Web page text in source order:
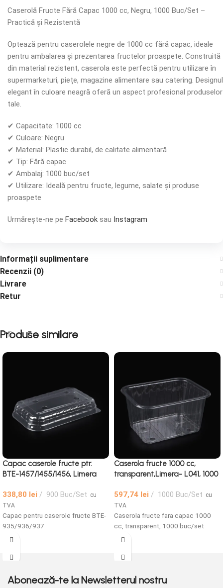
Caserolă Fructe Fără Capac 1000 cc, Negru, 1000 Buc/Set –
Practică și Rezistentă
Optează pentru caserolele negre de 1000 cc fără capac, ideale
pentru ambalarea și prezentarea fructelor proaspete. Construită
din material rezistent, caserola este perfectă pentru utilizare în
supermarketuri, piețe, magazine alimentare sau catering. Designul
elegant în culoare neagră oferă un aspect profesional produselor
tale.
✔ Capacitate: 1000 cc
✔ Culoare: Negru
✔ Material: Plastic durabil, de calitate alimentară
✔ Tip: Fără capac
✔ Ambalaj: 1000 buc/set
✔ Utilizare: Ideală pentru fructe, legume, salate și produse
proaspete
Urmărește-ne pe Facebook sau Instagram
Informații suplimentare
Recenzii (0)
Livrare
Retur
Produse similare
Capac caserole fructe ptr.
BTE-1457/1455/1456, Limera
338,80 lei 900 Buc/Set cu
TVA
Capac pentru caserole fructe BTE-
935/936/937
Caserola fructe 1000 cc,
transparent,Limera- L041, 1000
597,74 lei 1000 Buc/Set cu
TVA
Caserola fructe fara capac 1000
cc, transparent, 1000 buc/set
Abonează-te la Newsletterul nostru